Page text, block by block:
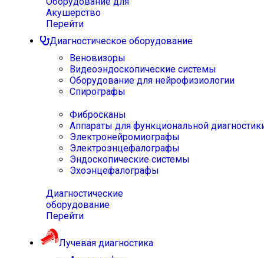
Акушерство
Перейти
Диагностическое оборудование
Веновизоры
Видеоэндоскопические системы
Оборудование для нейрофизиологии
Спирографы
Фибросканы
Аппараты для функциональной
Электронейромиографы
Электроэнцефалографы
Эндоскопические системы
Эхоэнцефалографы
Диагностические
оборудование
Перейти
Лучевая диагностика